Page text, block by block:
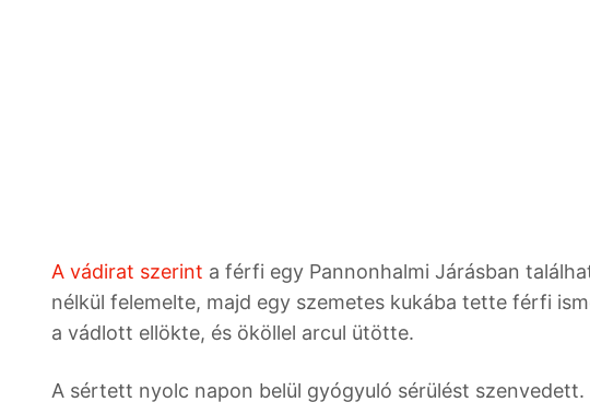
A vádirat szerint a férfi egy Pannonhalmi Járásban
nélkül felemelte, majd egy szemetes kukába tette férfi
a vádlott ellökte, és ököllel arcul ütötte.
A sértett nyolc napon belül gyógyuló sérülést szenvedett.